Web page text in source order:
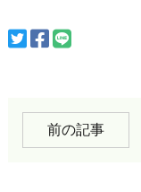
前の記事